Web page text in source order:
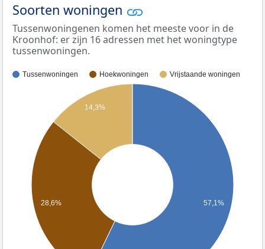
Soorten woningen
Tussenwoningenen komen het meeste voor in de
Kroonhof: er zijn 16 adressen met het woningtype
tussenwoningen.
Tussenwoningen Hoekwoningen Vrijstaande woningen
14,3%
28,6% 57,1%